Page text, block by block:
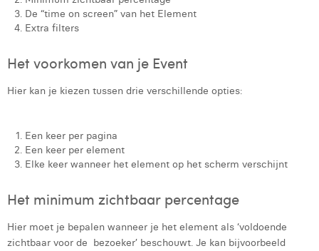
De “time on screen” van het Element
Extra filters
Het voorkomen van je Event
Hier kan je kiezen tussen drie verschillende opties:
Een keer per pagina
Een keer per element
Elke keer wanneer het element op het scherm verschijnt
Het minimum zichtbaar percentage
Hier moet je bepalen wanneer je het element als ‘voldoende
zichtbaar voor de bezoeker’ beschouwt. Je kan bijvoorbeeld